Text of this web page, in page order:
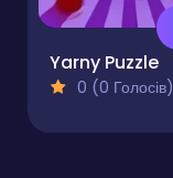
Yarny Puzzle
0 (0 Голосів)